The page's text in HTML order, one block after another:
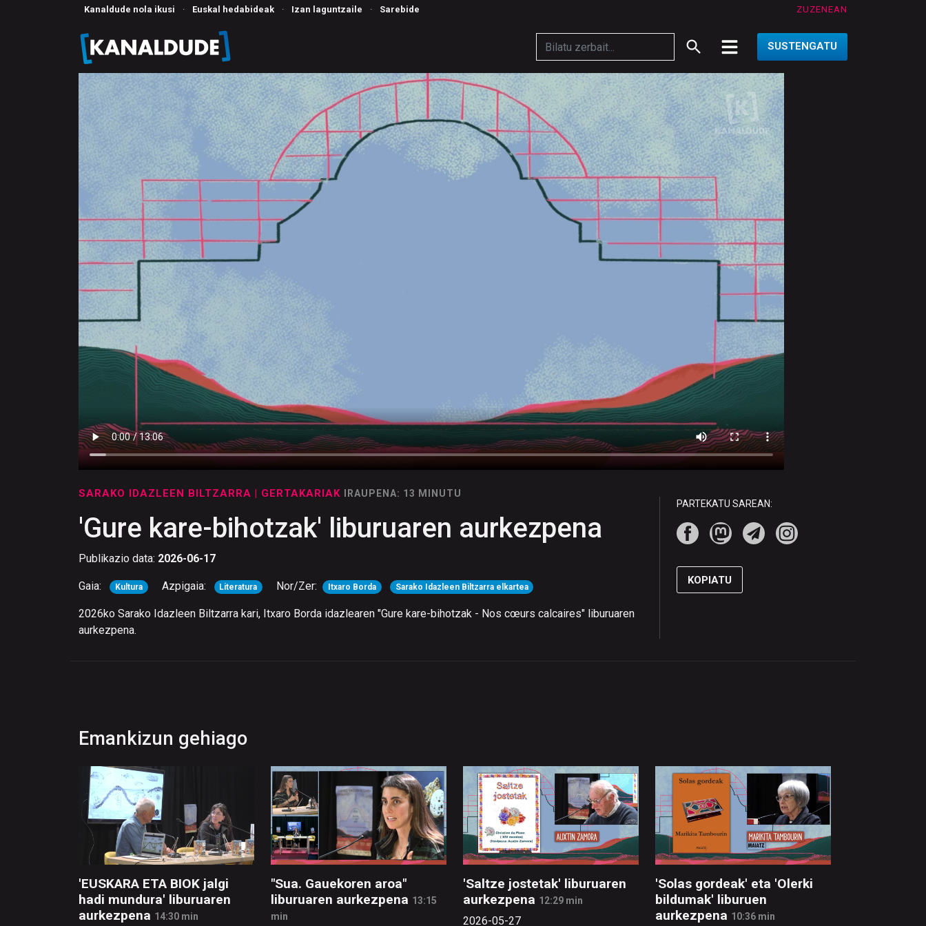
Kanaldude nola ikusi · Euskal hedabideak · Izan laguntzaile · Sarebide ZUZENEAN
SUSTENGATU
SARAKO IDAZLEEN BILTZARRA | GERTAKARIAK IRAUPENA: 13 MINUTU
'Gure kare-bihotzak' liburuaren aurkezpena
Publikazio data: 2026-06-17
Gaia: Kultura Azpigaia: Literatura Nor/Zer: Itxaro Borda Sarako Idazleen Biltzarra elkartea
2026ko Sarako Idazleen Biltzarra kari, Itxaro Borda idazlearen "Gure kare-bihotzak - Nos cœurs calcaires" liburuaren
aurkezpena.
PARTEKATU SAREAN:
KOPIATU
Emankizun gehiago
'EUSKARA ETA BIOK jalgi
hadi mundura' liburuaren
aurkezpena 14:30 min
"Sua. Gauekoren aroa"
liburuaren aurkezpena 13:15
min
'Saltze jostetak' liburuaren
aurkezpena 12:29 min
2026-05-27
'Solas gordeak' eta 'Olerki
bildumak' liburuen
aurkezpena 10:36 min